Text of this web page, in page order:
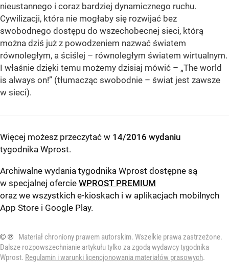
nieustannego i coraz bardziej dynamicznego ruchu.
Cywilizacji, która nie mogłaby się rozwijać bez
swobodnego dostępu do wszechobecnej sieci, którą
można dziś już z powodzeniem nazwać światem
równoległym, a ściślej – równoległym światem wirtualnym.
I właśnie dzięki temu możemy dzisiaj mówić – „The world
is always on!” (tłumacząc swobodnie – świat jest zawsze
w sieci).
Więcej możesz przeczytać w 14/2016 wydaniu
tygodnika Wprost.
Archiwalne wydania tygodnika Wprost dostępne są
w specjalnej ofercie WPROST PREMIUM
oraz we wszystkich e-kioskach i w aplikacjach mobilnych
App Store i Google Play.
© ℗
Materiał chroniony prawem autorskim. Wszelkie prawa zastrzeżone.
Dalsze rozpowszechnianie artykułu tylko za zgodą wydawcy tygodnika
Wprost. Regulamin i warunki licencjonowania materiałów prasowych.